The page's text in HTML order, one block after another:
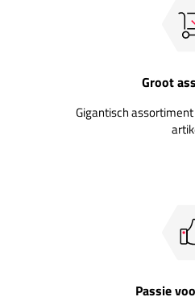
Groot
Gigantisch
Passie